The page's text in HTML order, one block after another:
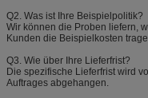
Q2. Was ist Ihre Beispielpolitik?
Wir können die Proben liefern,
Kunden die Beispielkosten
Q3. Wie über Ihre Lieferfrist?
Die spezifische Lieferfrist wird
Auftrages abgehangen.